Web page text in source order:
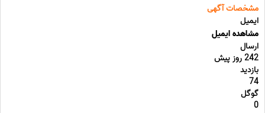
مشخصات آگهی
ایمیل
مشاهده ایمیل
ارسال
242 روز پیش
بازدید
74
گوگل
0